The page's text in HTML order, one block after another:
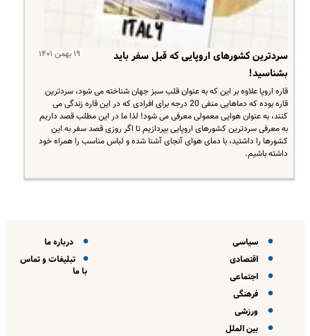
۱۹ بهمن ۱۴۰۱
سردترین کشورهای اروپایی که قبل سفر باید
بشناسید!
قاره اروپا علاوه بر این که به عنوان قلب سبز جهان شناخته می شود، سردترین
قاره بوده که دماهایی منفی 20 درجه برای افرادی که در این قاره زندگی می
کنند، به عنوان هوایی معمولی معرفی می شود! لذا ما در این مطلب قصد داریم
به معرفی سردترین کشورهای اروپایی بپردازیم تا اگر روزی قصد سفر به این
کشورها را داشتید، با دمای هوای آنجای آشنا شده و لباس مناسب را همراه خود
داشته باشیم.
سیاسی
اقتصادی
اجتماعی
فرهنگی
ورزشی
بین الملل
درباره ما
تبلیغات و تماس
با ما